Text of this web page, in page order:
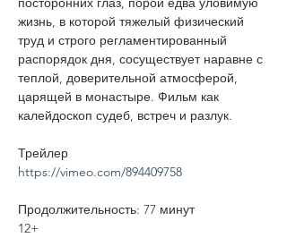
жизнь, в которой тяжелый физический
труд и строго регламентированный
распорядок дня, сосуществует наравне с
теплой, доверительной атмосферой,
царящей в монастыре. Фильм как
калейдоскоп судеб, встреч и разлук.
Трейлер
https://vimeo.com/894409758
Продолжительность: 77 минут
12+